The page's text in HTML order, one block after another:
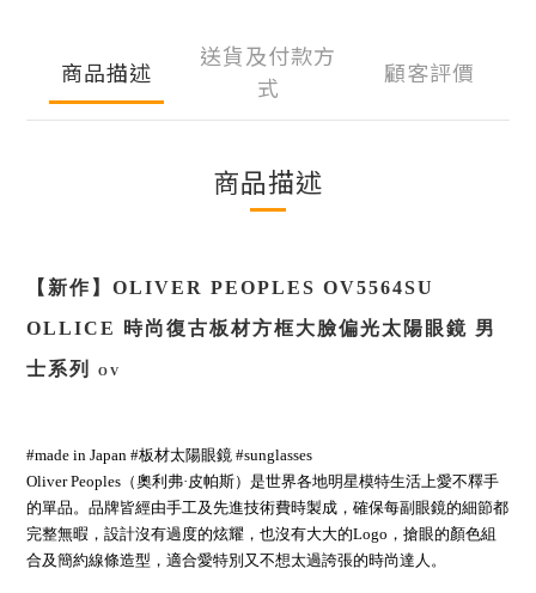
商品描述
送貨及付款方
式
顧客評價
商品描述
【新作】 OLIVER PEOPLES OV5564SU
OLLICE 時尚復古板材方框大臉偏光太陽眼鏡 男
士系列
OV
#made in Japan #板材太陽眼鏡 #sunglasses
Oliver Peoples（奧利弗·皮帕斯）是世界各地明星模特生活上愛不釋手
的單品。品牌皆經由手工及先進技術費時製成，確保每副眼鏡的細節都
完整無暇，設計沒有過度的炫耀，也沒有大大的Logo，搶眼的顏色組
合及簡約線條造型，適合愛特別又不想太過誇張的時尚達人。